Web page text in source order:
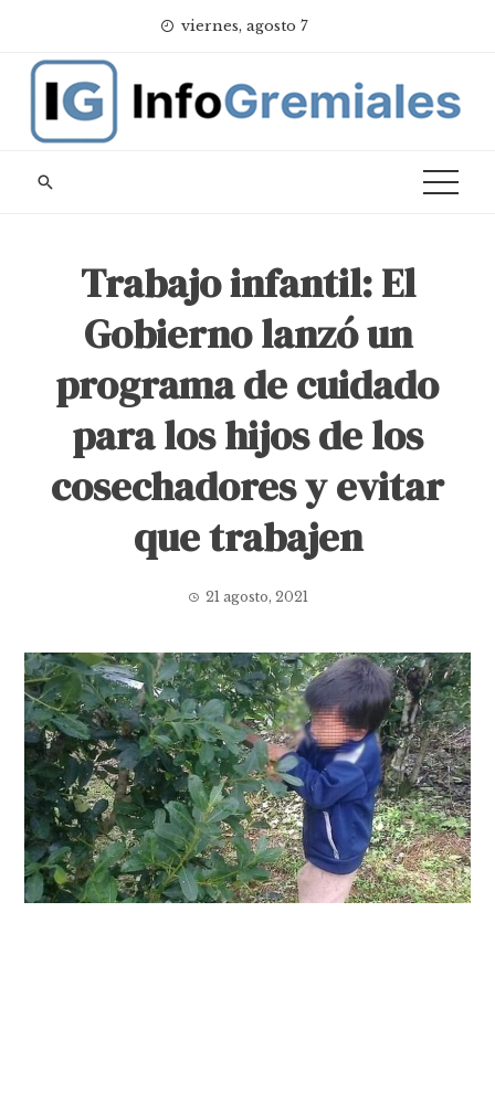
content
viernes, agosto 7
Trabajo infantil: El
Gobierno lanzó un
programa de cuidado
para los hijos de los
cosechadores y evitar
que trabajen
21 agosto, 2021